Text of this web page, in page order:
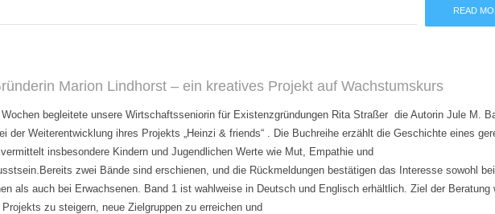
READ
Marion Lindhorst – ein kreatives Projekt auf Wachstumskurs
Wochen begleitete unsere Wirtschaftsseniorin für Existenzgründungen Rita Straßer die Autorin Jule M.
der Weiterentwicklung ihres Projekts „Heinzi & friends“ . Die Buchreihe erzählt die Geschichte eines
insbesondere Kindern und Jugendlichen Werte wie Mut, Empathie und
zwei Bände sind erschienen, und die Rückmeldungen bestätigen das Interesse sowohl
als auch bei Erwachsenen. Band 1 ist wahlweise in Deutsch und Englisch erhältlich. Ziel der Beratung
zu steigern, neue Zielgruppen zu erreichen und